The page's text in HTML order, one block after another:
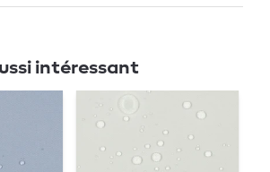
intéressant